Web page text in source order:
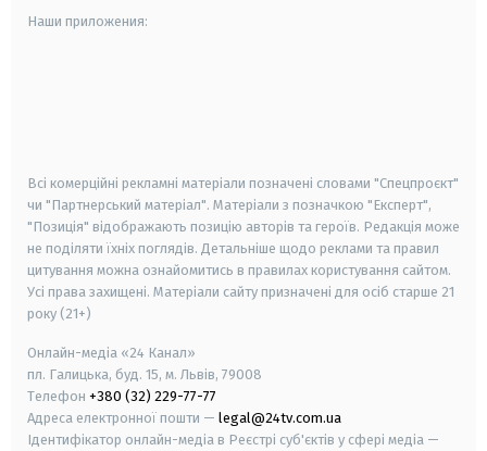
Наши приложения:
Всі комерційні рекламні матеріали позначені словами "Спецпроєкт"
чи "Партнерський матеріал". Матеріали з позначкою "Експерт",
"Позиція" відображають позицію авторів та героїв. Редакція може
не поділяти їхніх поглядів. Детальніше щодо реклами та правил
цитування можна ознайомитись в правилах користування сайтом.
Усі права захищені. Матеріали сайту призначені для осіб старше 21
року (21+)
Онлайн-медіа «24 Канал»
пл. Галицька, буд. 15, м. Львів, 79008
Телефон +380 (32) 229-77-77
Адреса електронної пошти — legal@24tv.com.ua
Ідентифікатор онлайн-медіа в Реєстрі суб'єктів у сфері медіа —